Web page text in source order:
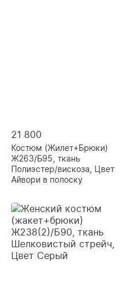
21 800
Костюм (Жилет+Брюки)
Ж263/Б95, ткань
Полиэстер/вискоза, Цвет
Айвори в полоску